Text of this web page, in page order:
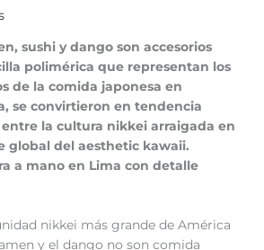
sushi y dango son accesorios
polimérica que representan los
de la comida japonesa en
se convirtieron en tendencia
entre la cultura nikkei arraigada en
global del aesthetic kawaii.
a mano en Lima con detalle
nikkei más grande de América
y el dango no son comida